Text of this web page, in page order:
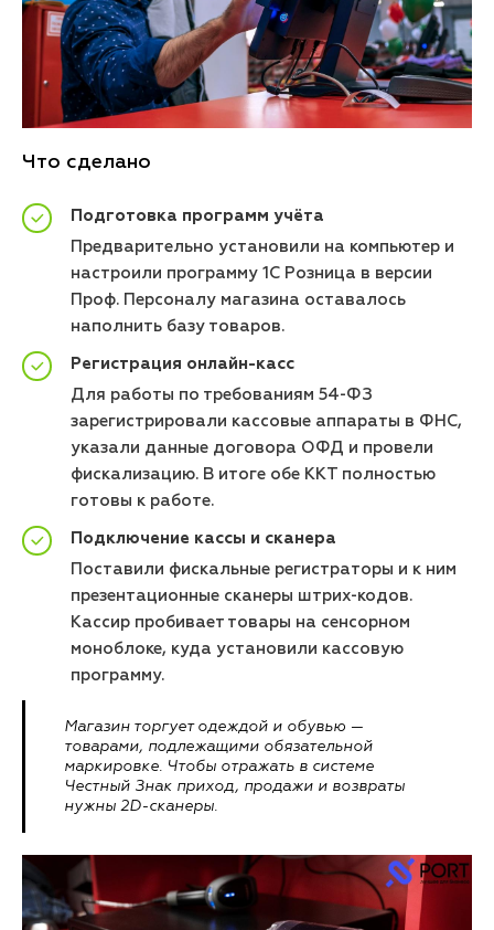
Что сделано
Подготовка программ учёта
Предварительно установили на компьютер и
настроили программу 1С Розница в версии
Проф. Персоналу магазина оставалось
наполнить базу товаров.
Регистрация онлайн-касс
Для работы по требованиям 54-ФЗ
зарегистрировали кассовые аппараты в ФНС,
указали данные договора ОФД и провели
фискализацию. В итоге обе ККТ полностью
готовы к работе.
Подключение кассы и сканера
Поставили фискальные регистраторы и к ним
презентационные сканеры штрих-кодов.
Кассир пробивает товары на сенсорном
моноблоке, куда установили кассовую
программу.
Магазин торгует одеждой и обувью —
товарами, подлежащими обязательной
маркировке. Чтобы отражать в системе
Честный Знак приход, продажи и возвраты
нужны 2D-сканеры.